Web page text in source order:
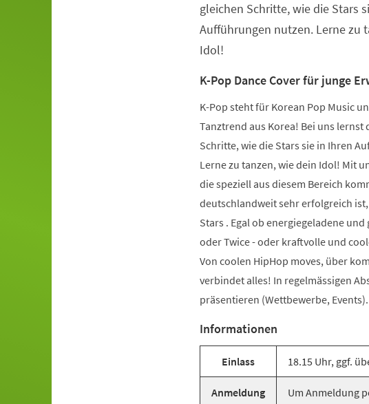
gleichen Schritte, wie die Stars
Aufführungen nutzen. Lerne zu
Idol!
K-Pop Dance Cover für junge
K-Pop steht für Korean Pop Music
Tanztrend aus Korea! Bei uns lernst
Schritte, wie die Stars sie in Ihren
Lerne zu tanzen, wie dein Idol! Mit
die speziell aus diesem Bereich
deutschlandweit sehr erfolgreich
Stars . Egal ob energiegeladene
oder Twice - oder kraftvolle und
Von coolen HipHop moves, über
verbindet alles! In regelmässigen
präsentieren (Wettbewerbe,
Informationen
Einlass 18.15 Uhr, ggf.
Anmeldung
Um Anmeldung